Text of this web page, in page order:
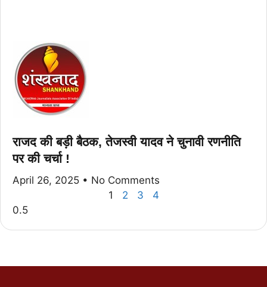
राजद की बड़ी बैठक, तेजस्वी यादव ने चुनावी रणनीति
पर की चर्चा !
April 26, 2025
No Comments
1
2 3 4